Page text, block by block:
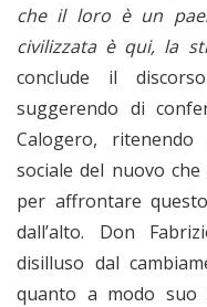
che il loro è un
civilizzata è qui, la
conclude il
suggerendo di
Calogero, ritenendo
sociale del nuovo
per affrontare
dall’alto. Don
disilluso dal
quanto a modo suo